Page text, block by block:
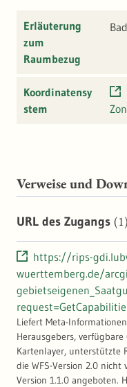
Erläuterung
zum
Raumbezug
Koordinatensy
stem
Verweise und
URL des Zugangs (1)
https://rips-
wuerttemberg.de/
Liefert Meta-
Herausgebers,
Kartenlayer, unterstützte
die WFS-Version 2.0
Version 1.1.0 angeboten.